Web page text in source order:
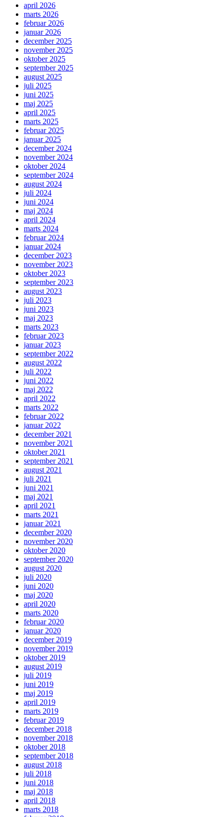
april 2026
marts 2026
februar 2026
januar 2026
december 2025
november 2025
oktober 2025
september 2025
august 2025
juli 2025
juni 2025
maj 2025
april 2025
marts 2025
februar 2025
januar 2025
december 2024
november 2024
oktober 2024
september 2024
august 2024
juli 2024
juni 2024
maj 2024
april 2024
marts 2024
februar 2024
januar 2024
december 2023
november 2023
oktober 2023
september 2023
august 2023
juli 2023
juni 2023
maj 2023
marts 2023
februar 2023
januar 2023
september 2022
august 2022
juli 2022
juni 2022
maj 2022
april 2022
marts 2022
februar 2022
januar 2022
december 2021
november 2021
oktober 2021
september 2021
august 2021
juli 2021
juni 2021
maj 2021
april 2021
marts 2021
januar 2021
december 2020
november 2020
oktober 2020
september 2020
august 2020
juli 2020
juni 2020
maj 2020
april 2020
marts 2020
februar 2020
januar 2020
december 2019
november 2019
oktober 2019
august 2019
juli 2019
juni 2019
maj 2019
april 2019
marts 2019
februar 2019
december 2018
november 2018
oktober 2018
september 2018
august 2018
juli 2018
juni 2018
maj 2018
april 2018
marts 2018